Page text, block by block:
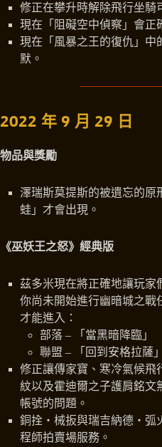
修正在攀升時解除飛行坐騎
現在「阻礙空中偵察」會正
現在「風暴之王的復仇」中
默。
2022 年 9 月 29 日
物品與獎勵
澤瑞斯莫提斯的被遺忘的原
蛙」才會出現。
《巫妖王之怒》經典版
茲多米現在將正確地讓玩家
你尚未開始進行幽暗城之戰
才能進入：
部落 – 「當黑暗降臨」
聯盟 – 「回到安格拉薩」
修正讓傳家寶、寒冷氣候飛
紋以及霍迪爾之子護肩銘文
帳號的問題。
銅拴‧械扳與瑞吉納德‧弧
程師拍賣場服務。